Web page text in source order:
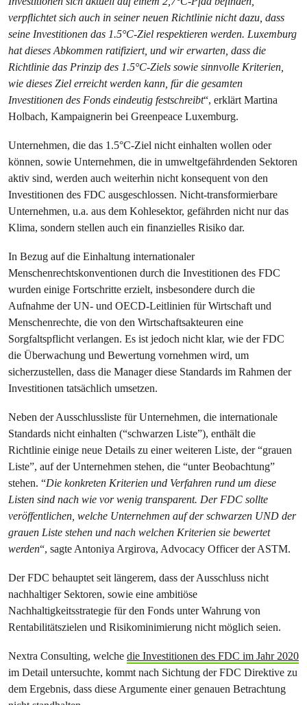
verpflichtet sich auch in seiner neuen Richtlinie nicht dazu, dass
seine Investitionen das 1.5°C-Ziel respektieren werden. Luxemburg
hat dieses Abkommen ratifiziert, und wir erwarten, dass die
Richtlinie das Prinzip des 1.5°C-Ziels sowie sinnvolle Kriterien,
wie dieses Ziel erreicht werden kann, für die gesamten
Investitionen des Fonds eindeutig festschreibt“, erklärt Martina
Holbach, Kampaignerin bei Greenpeace Luxemburg.
Unternehmen, die das 1.5°C-Ziel nicht einhalten wollen oder
können, sowie Unternehmen, die in umweltgefährdenden Sektoren
aktiv sind, werden auch weiterhin nicht konsequent von den
Investitionen des FDC ausgeschlossen. Nicht-transformierbare
Unternehmen, u.a. aus dem Kohlesektor, gefährden nicht nur das
Klima, sondern stellen auch ein finanzielles Risiko dar.
In Bezug auf die Einhaltung internationaler
Menschenrechtskonventionen durch die Investitionen des FDC
wurden einige Fortschritte erzielt, insbesondere durch die
Aufnahme der UN- und OECD-Leitlinien für Wirtschaft und
Menschenrechte, die von den Wirtschaftsakteuren eine
Sorgfaltspflicht verlangen. Es ist jedoch nicht klar, wie der FDC
die Überwachung und Bewertung vornehmen wird, um
sicherzustellen, dass die Manager diese Standards im Rahmen der
Investitionen tatsächlich umsetzen.
Neben der Ausschlussliste für Unternehmen, die internationale
Standards nicht einhalten (“schwarzen Liste”), enthält die
Richtlinie einige neue Details zu einer weiteren Liste, der “grauen
Liste”, auf der Unternehmen stehen, die “unter Beobachtung”
stehen. “Die konkreten Kriterien und Verfahren rund um diese
Listen sind nach wie vor wenig transparent. Der FDC sollte
veröffentlichen, welche Unternehmen auf der schwarzen UND der
grauen Liste stehen und nach welchen Kriterien sie bewertet
werden“, sagte Antoniya Argirova, Advocacy Officer der ASTM.
Der FDC behauptet seit längerem, dass der Ausschluss nicht
nachhaltiger Sektoren, sowie eine ambitiöse
Nachhaltigkeitsstrategie für den Fonds unter Wahrung von
Rentabilitätszielen und Risikominimierung nicht möglich seien.
Nextra Consulting, welche die Investitionen des FDC im Jahr 2020
im Detail untersuchte, kommt nach Sichtung der FDC Direktive zu
dem Ergebnis, dass diese Argumente einer genauen Betrachtung